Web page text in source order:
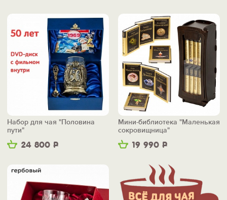
24 800 Р
Набор для чая "Половина
пути"
19 990 Р
Мини-библиотека "Маленькая
сокровищница"